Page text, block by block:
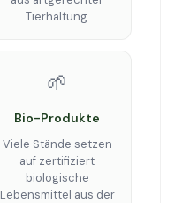
Tierhaltung.
🌱
Bio-Produkte
Viele Stände setzen
auf zertifiziert
biologische
Lebensmittel aus der